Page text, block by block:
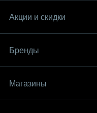
Акции и скидки
Бренды
Магазины